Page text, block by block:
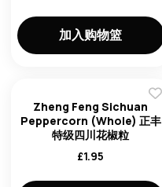
加入购物篮
Zheng Feng Sichuan
Peppercorn (Whole) 正丰
特级四川花椒粒
£1.95